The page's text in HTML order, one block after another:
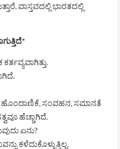
ವಾಸ್ತವದಲ್ಲಿ ಭಾರತದಲ್ಲಿ
ಹೊಂದಾಣಿಕೆ, ಸಂವಹನ, ಸಮಾನತೆ
ಹೆಚ್ಚಾಗಿದೆ.
ಏನು?
ಕಳೆದುಕೊಳ್ಳುತ್ತಿಲ್ಲ.